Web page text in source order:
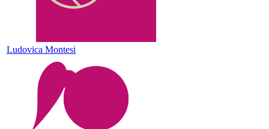
Ludovica Montesi